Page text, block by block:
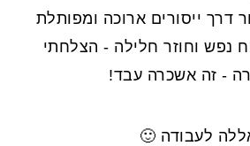
דרך ייסורים ארוכה ומפותלת
נפש וחוזר חלילה - הצלחתי
- זה אשכרה עבד!
לעבודה 🙂